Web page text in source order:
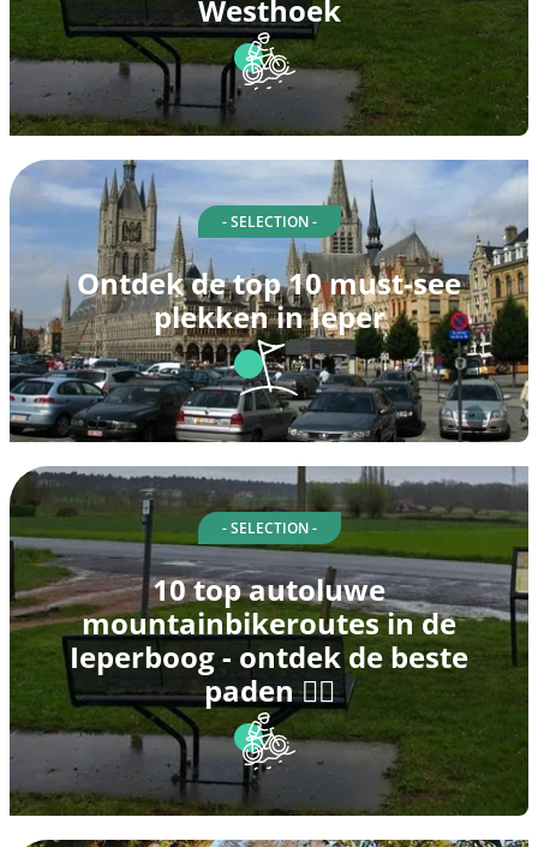
Westhoek
- SELECTION -
Ontdek de top 10 must-see
plekken in Ieper
- SELECTION -
10 top autoluwe
mountainbikeroutes in de
Ieperboog - ontdek de beste
paden 🚵‍♂️